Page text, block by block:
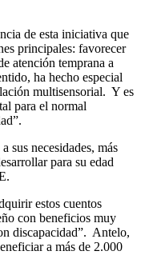
de esta iniciativa que
principales: favorecer
atención temprana a
ha hecho especial
multisensorial. Y es
para el normal
sus necesidades, más
para su edad
estos cuentos
con beneficios muy
discapacidad”. Antelo,
a más de 2.000